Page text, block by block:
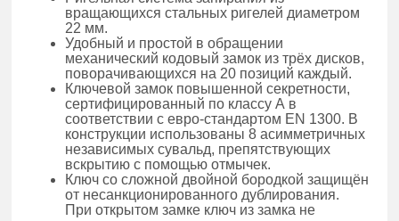
вращающихся стальных ригелей диаметром
22 мм.
Удобный и простой в обращении
механический кодовый замок из трёх дисков,
поворачивающихся на 20 позиций каждый.
Ключевой замок повышенной секретности,
сертифицированный по классу А в
соответствии с евро-стандартом EN 1300. В
конструкции использованы 8 асимметричных
независимых сувальд, препятствующих
вскрытию с помощью отмычек.
Ключ со сложной двойной бородкой защищён
от несанкционированного дублирования.
При открытом замке ключ из замка не